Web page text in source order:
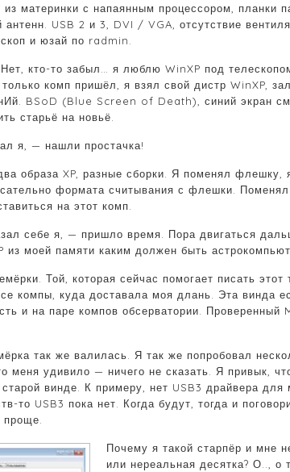
из материнки с напаянным процессором, планки
антенн. USB 2 и 3, DVI / VGA, отсутствие
и юзай по radmin.
кто-то забыл… я люблю WinXP под
только комп пришёл, я взял свой дистр WinXP,
BSoD (Blue Screen of Death), синий экран
старьё на новьё.
я, — нашли простачка!
образа XP, разные сборки. Я поменял флешку,
формата считывания с флешки.
на этот комп.
себе я, — пришло время. Пора двигаться
из моей памяти каким должен быть
Той, которая сейчас помогает писать этот
компы, куда доставала моя длань. Эта винда
и на паре компов обсерватории. Проверенный
так же валилась. Я так же попробовал
меня удивило — ничего не сказать. Я привык,
винде. К примеру, нет USB3 драйвера
то USB3 пока нет. Когда будут, тогда и
Почему я такой старпёр и мне
или нереальная десятка? О.., о